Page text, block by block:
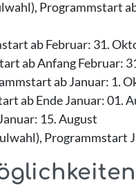
Programmstart
ab Februar: 31.
ab Anfang Februar:
ab Januar: 1.
ab Ende Januar: 01.
15. August
Programmstart